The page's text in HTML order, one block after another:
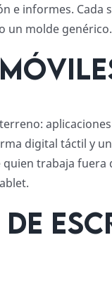
e informes. Cada
un molde genérico.
digital táctil y
trabaja
de